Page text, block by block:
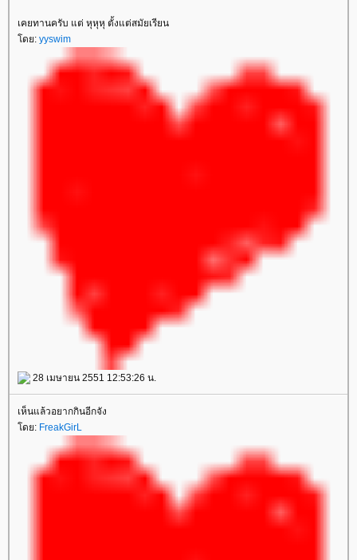
เคยทานครับ แต่ หุหุหุ ตั้งแต่สมัยเรียน
โดย: yyswim
28 เมษายน 2551 12:53:26 น.
เห็นแล้วอยากกินอีกจัง
โดย: FreakGirL